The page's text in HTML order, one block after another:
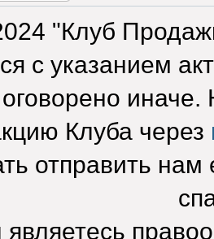
"Клуб
с указанием
Клуба через
отправить нам